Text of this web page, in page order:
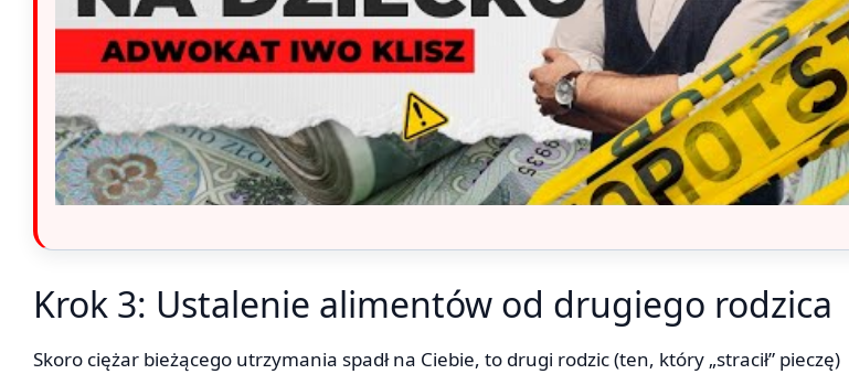
Krok 3: Ustalenie alimentów od drugiego rodzica
Skoro ciężar bieżącego utrzymania spadł na Ciebie, to drugi rodzic (ten, który „stracił” pieczę)